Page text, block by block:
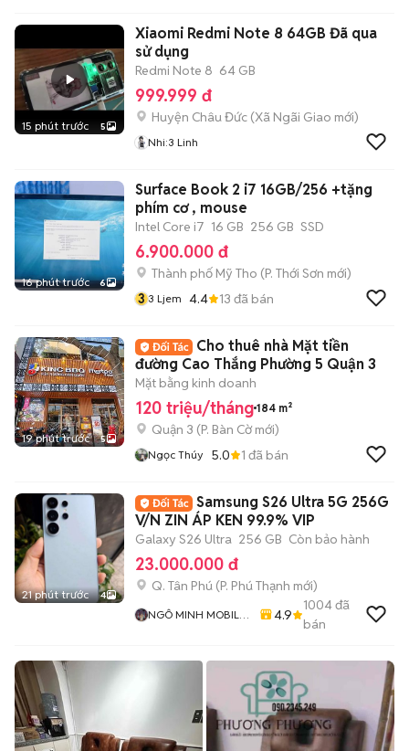
15 phút trước 5
Xiaomi Redmi Note 8 64GB Đã qua
sử dụng
Redmi Note 8 64 GB
999.999 đ
Huyện Châu Đức (Xã Ngãi Giao mới)
Nhi:3 Linh
16 phút trước 6
Surface Book 2 i7 16GB/256 +tặng
phím cơ , mouse
Intel Core i7 16 GB 256 GB SSD
6.900.000 đ
Thành phố Mỹ Tho (P. Thới Sơn mới)
3 3 Ljem 4.4 13 đã bán
19 phút trước 5
Cho thuê nhà Mặt tiền
đường Cao Thắng Phường 5 Quận 3
Mặt bằng kinh doanh
120 triệu/tháng 184 m²
Quận 3 (P. Bàn Cờmới)
Ngọc Thúy 5.0 1 đã bán
21 phút trước 4
Samsung S26 Ultra 5G 256G
V/N ZIN ÁP KEN 99.9% VIP
Galaxy S26 Ultra 256 GB Còn bảo hành
23.000.000 đ
Q. Tân Phú (P. Phú Thạnh mới)
NGÔ MINH MOBILE
4.9
1004đã
bán